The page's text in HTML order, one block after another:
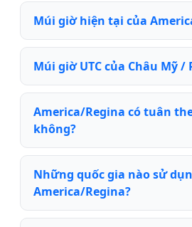
Múi giờ hiện tại của
Múi giờ UTC của Châu Mỹ /
America/Regina có tuân
không?
Những quốc gia nào sử
America/Regina?